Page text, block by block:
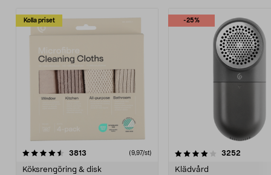
Kolla priset
3813 (9,97/st)
Köksrengöring & disk
-25%
4.0av 5 stjärnor 3252
Klädvård
4.5av 5 stjärnor